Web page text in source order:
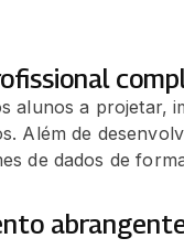
alunos a projetar,
Além de
de dados de